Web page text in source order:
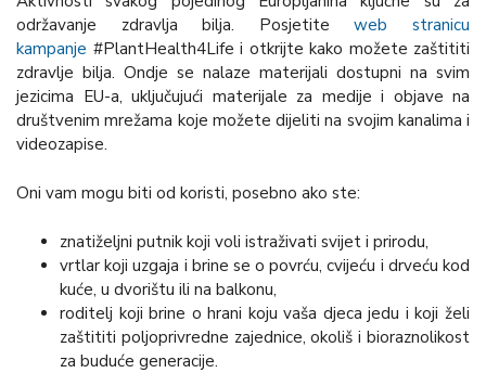
održavanje zdravlja bilja. Posjetiteweb stranicu
kampanje #PlantHealth4Life i otkrijte kako možete zaštititi
zdravlje bilja. Ondje se nalaze materijali dostupni na svim
jezicima EU-a, uključujući materijale za medije i objave na
društvenim mrežama koje možete dijeliti na svojim kanalima i
videozapise.
Oni vam mogu biti od koristi, posebno ako ste:
znatiželjni putnik koji voli istraživati svijet i prirodu,
vrtlar koji uzgaja i brine se o povrću, cvijeću i drveću kod
kuće, u dvorištu ili na balkonu,
roditelj koji brine o hrani koju vaša djeca jedu i koji želi
zaštititi poljoprivredne zajednice, okoliš i bioraznolikost
za buduće generacije.